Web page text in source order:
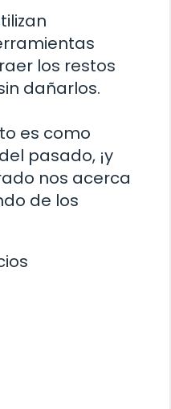
los restos
dañarlos.
es como
pasado, ¡y
nos acerca
de los